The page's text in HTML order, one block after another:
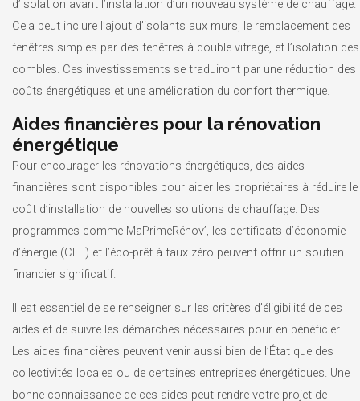
d’isolation avant l’installation d’un nouveau système de chauffage.
Cela peut inclure l’ajout d’isolants aux murs, le remplacement des
fenêtres simples par des fenêtres à double vitrage, et l’isolation des
combles. Ces investissements se traduiront par une réduction des
coûts énergétiques et une amélioration du confort thermique.
Aides financières pour la rénovation
énergétique
Pour encourager les rénovations énergétiques, des aides
financières sont disponibles pour aider les propriétaires à réduire le
coût d’installation de nouvelles solutions de chauffage. Des
programmes comme MaPrimeRénov’, les certificats d’économie
d’énergie (CEE) et l’éco-prêt à taux zéro peuvent offrir un soutien
financier significatif.
Il est essentiel de se renseigner sur les critères d’éligibilité de ces
aides et de suivre les démarches nécessaires pour en bénéficier.
Les aides financières peuvent venir aussi bien de l’État que des
collectivités locales ou de certaines entreprises énergétiques. Une
bonne connaissance de ces aides peut rendre votre projet de